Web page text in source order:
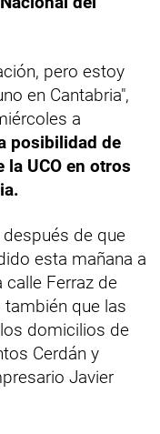
pero estoy
en Cantabria",
a
posibilidad de
UCO en otros
de que
esta mañana a
calle Ferraz de
también que las
domicilios de
Cerdán y
Javier